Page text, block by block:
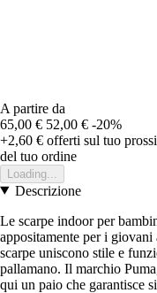
A partire da
65,00 € 52,00 € -20%
+2,60 € offerti sul tuo
del tuo ordine
Loading...
Descrizione
Le scarpe indoor per
appositamente per i
scarpe uniscono stile e
pallamano. Il marchio
qui un paio che garantisce